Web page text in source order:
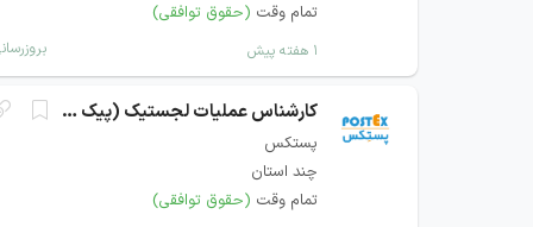
تمام وقت (حقوق توافقی)
۱ هفته پیش
کارشناس عملیات لجستیک (پیک و توزیع)
پستکس
چند استان
تمام وقت (حقوق توافقی)